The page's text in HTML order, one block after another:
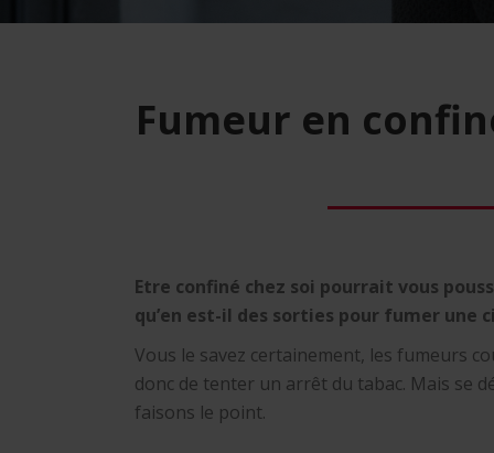
Fumeur en
Etre confiné chez soi pourrait vous
qu’en est-il des sorties pour fumer une
Vous le savez certainement, les fumeurs
donc de tenter un arrêt du tabac. Mais se
faisons le point.